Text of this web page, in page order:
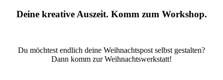
Deine kreative Auszeit. Komm zum Workshop.
Du möchtest endlich deine Weihnachtspost selbst gestalten?
Dann komm zur Weihnachtswerkstatt!